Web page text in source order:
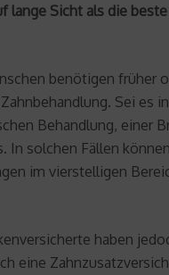
lange Sicht als die
benötigen früher
Sei es
Behandlung, einer
In solchen Fällen
im vierstelligen
haben
eine